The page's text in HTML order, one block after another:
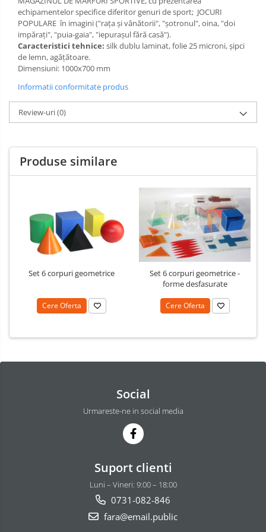
Limba engleza
Aviziere
Flipchart-uri si Rezerve
Accesorii
Panouri Afisare
echipamentelor specifice diferitor genuri de sport; JOCURI
POPULARE în imagini ("rața și vânătorii", "șotronul", oina, "doi
impărați", "puia-gaia", "iepurașul fără casă").
Caracteristici tehnice: silk dublu laminat, folie 25 microni, şipci
de lemn, agățătoare.
Dimensiuni: 1000x700 mm
Informatii conformitate produs
Review-uri(0)
Produse similare
Set 6 corpuri geometrice
Cere Oferta
Set 6 corpuri geometrice -
forme desfasurate
Cere Oferta
Social
Urmareste-ne in social media
Suport clienti
Luni – Vineri: 9:00 – 18:00
0731-082-846
fara@email.public